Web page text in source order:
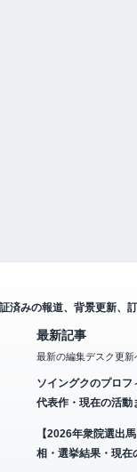
みの報道、背景更新、訂
最新記事
最新の編集デスク更新
ソイングクのプロフ
代表作・現在の活動
【2026年衆院選出
相・選挙結果・現在